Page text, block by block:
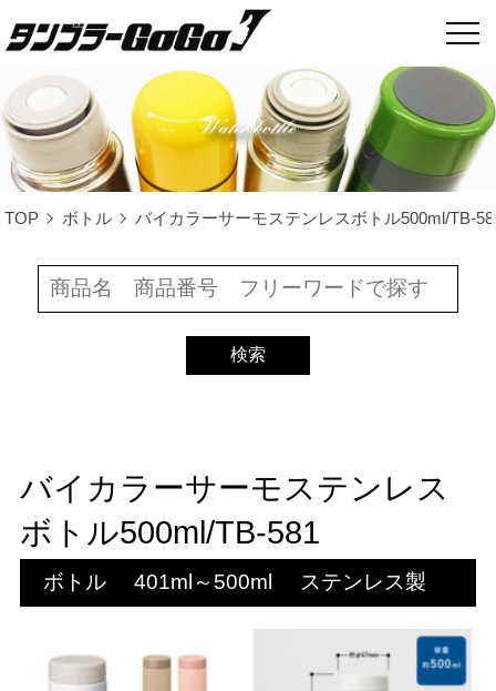
TOP ボトル バイカラーサーモステンレスボトル500ml/TB-
バイカラーサーモステンレス
ボトル500ml/TB-581
ボトル 401ml～500ml ステンレス製